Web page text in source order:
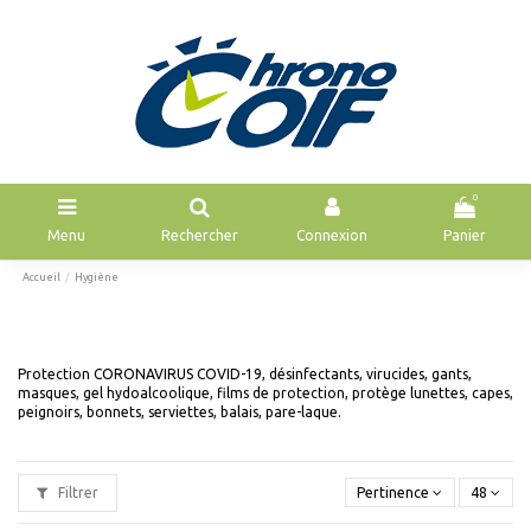
Menu Rechercher Connexion
0
Panier
Accueil Hygiène
Protection CORONAVIRUS COVID-19, désinfectants, virucides, gants,
masques, gel hydoalcoolique, films de protection, protège lunettes, capes,
peignoirs, bonnets , serviettes, balais, pare-laque.
Filtrer Pertinence 48